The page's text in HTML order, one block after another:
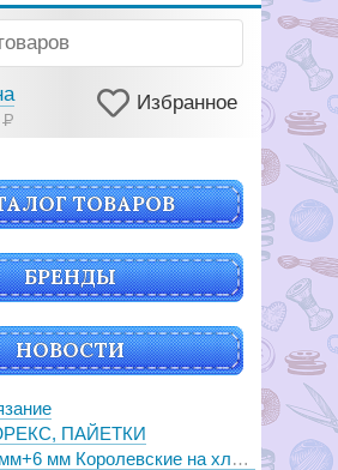
Р
Избранное
ТОВАРОВ
БРЕНДЫ
НОВОСТИ
ПАЙЕТКИ
мм Королевские на хлопке